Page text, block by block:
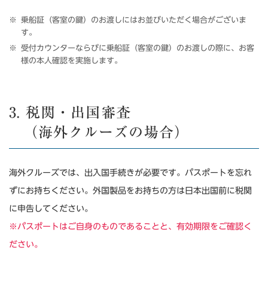
乗船証（客室の鍵）のお渡しにはお並びいただく場合がございま
す。
受付カウンターならびに乗船証（客室の鍵）のお渡しの際に、お客
様の本人確認を実施します。
3. 税関・出国審査
（海外クルーズの場合）
海外クルーズでは、出入国手続きが必要です。パスポートを忘れ
ずにお持ちください。外国製品をお持ちの方は日本出国前に税関
に申告してください。
※パスポートはご自身のものであることと、有効期限をご確認く
ださい。